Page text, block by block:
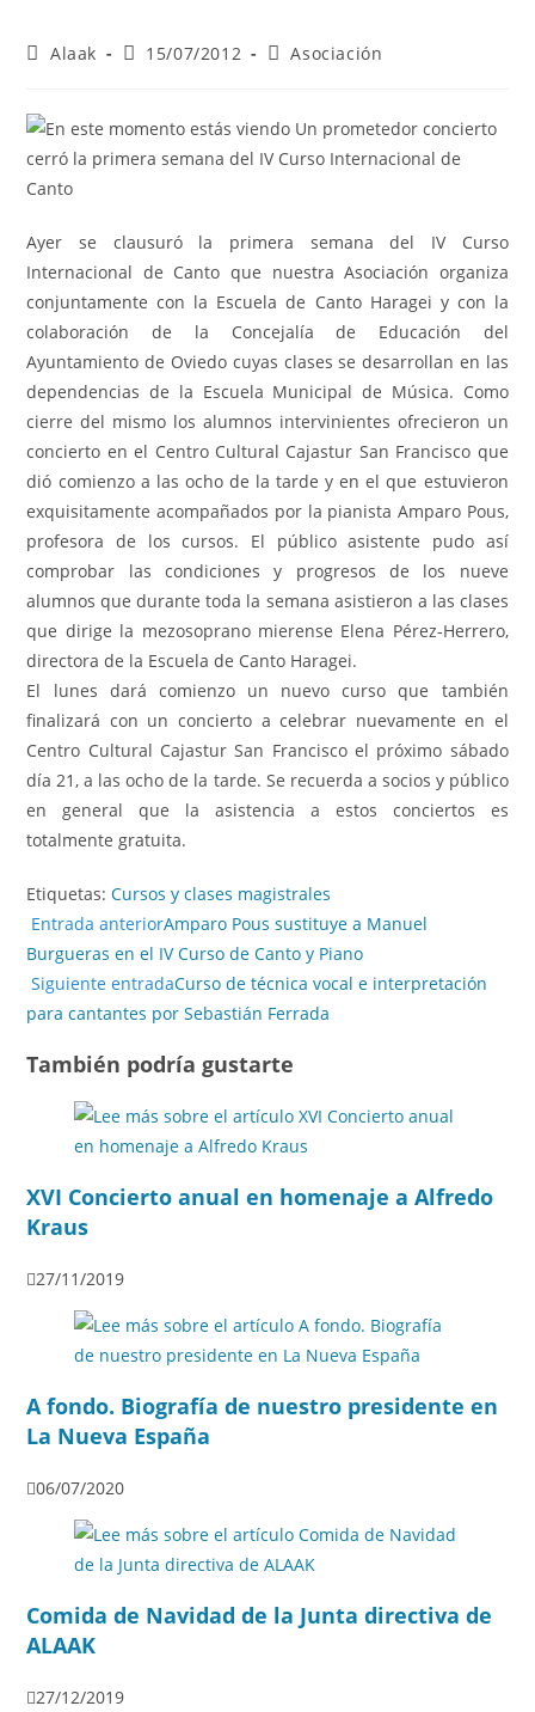
Alaak 15/07/2012 Asociación
Ayer se clausuró la primera semana del IV Curso
Internacional de Canto que nuestra Asociación organiza
conjuntamente con la Escuela de Canto Haragei y con la
colaboración de la Concejalía de Educación del
Ayuntamiento de Oviedo cuyas clases se desarrollan en las
dependencias de la Escuela Municipal de Música. Como
cierre del mismo los alumnos intervinientes ofrecieron un
concierto en el Centro Cultural Cajastur San Francisco que
dió comienzo a las ocho de la tarde y en el que estuvieron
exquisitamente acompañados por la pianista Amparo Pous,
profesora de los cursos. El público asistente pudo así
comprobar las condiciones y progresos de los nueve
alumnos que durante toda la semana asistieron a las clases
que dirige la mezosoprano mierense Elena Pérez-Herrero,
directora de la Escuela de Canto Haragei.
El lunes dará comienzo un nuevo curso que también
finalizará con un concierto a celebrar nuevamente en el
Centro Cultural Cajastur San Francisco el próximo sábado
día 21, a las ocho de la tarde. Se recuerda a socios y público
en general que la asistencia a estos conciertos es
totalmente gratuita.
Etiquetas:Cursos y clases magistrales
Entrada anteriorAmparo Pous sustituye a Manuel
Burgueras en el IV Curso de Canto y Piano
Siguiente entradaCurso de técnica vocal e interpretación
para cantantes por Sebastián Ferrada
También podría gustarte
XVI Concierto anual en homenaje a Alfredo
Kraus
27/11/2019
A fondo. Biografía de nuestro presidente en
La Nueva España
06/07/2020
Comida de Navidad de la Junta directiva de
ALAAK
27/12/2019